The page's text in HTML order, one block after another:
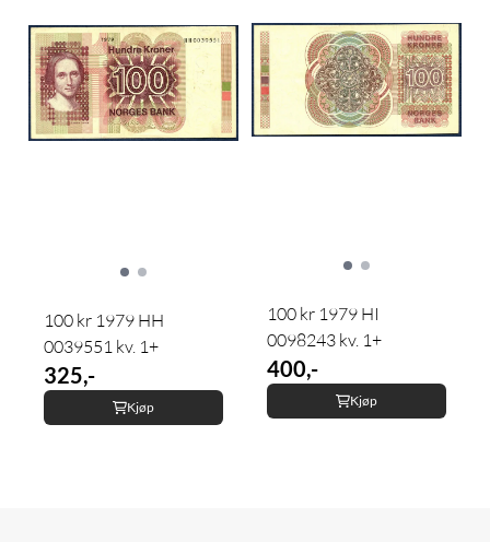
100 kr 1979 HH
0039551 kv. 1+
325,-
Kjøp
100 kr 1979 HI
0098243 kv. 1+
400,-
Kjøp